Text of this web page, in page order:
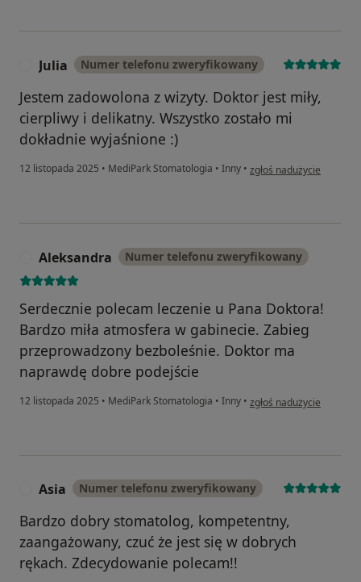
Julia Numer telefonu zweryfikowany
Jestem zadowolona z wizyty. Doktor jest miły,
cierpliwy i delikatny. Wszystko zostało mi
dokładnie wyjaśnione :)
12 listopada 2025 • MediPark Stomatologia • Inny • w opinii użytkownika Julia
zgłoś nadużycie
Aleksandra Numer telefonu zweryfikowany
Serdecznie polecam leczenie u Pana Doktora!
Bardzo miła atmosfera w gabinecie. Zabieg
przeprowadzony bezboleśnie. Doktor ma
naprawdę dobre podejście
12 listopada 2025 • MediPark Stomatologia • Inny • w opinii użytkownika
zgłoś nadużycie
Asia Numer telefonu zweryfikowany
Bardzo dobry stomatolog, kompetentny,
zaangażowany, czuć że jest się w dobrych
rękach. Zdecydowanie polecam!!